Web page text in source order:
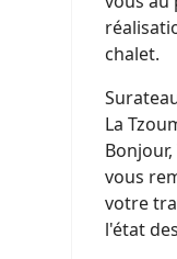
chalet.
La
vous
votre
l'état